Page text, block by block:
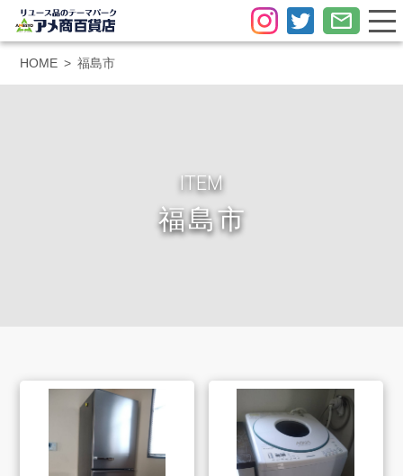
HOME 福島市
ITEM
福島市